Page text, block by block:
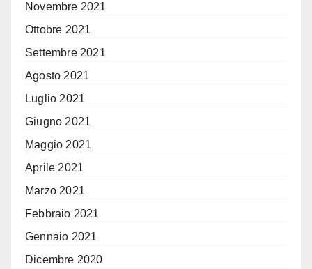
Novembre 2021
Ottobre 2021
Settembre 2021
Agosto 2021
Luglio 2021
Giugno 2021
Maggio 2021
Aprile 2021
Marzo 2021
Febbraio 2021
Gennaio 2021
Dicembre 2020